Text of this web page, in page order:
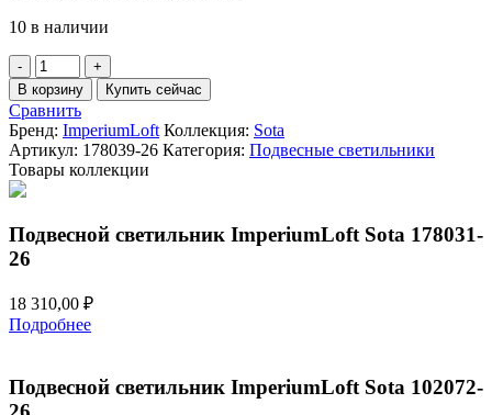
310,00 ₽.
10 в наличии
Количество
товара
Подвесной
светильник
ImperiumLoft
Sota
178039-
В корзину Купить сейчас
Сравнить
Бренд: ImperiumLoft Коллекция: Sota
Артикул: 178039-26 Категория: Подвесные светильники
Товары коллекции
Подвесной светильник ImperiumLoft Sota 178031-
26
18 310,00 ₽
Подробнее
Подвесной светильник ImperiumLoft Sota 102072-